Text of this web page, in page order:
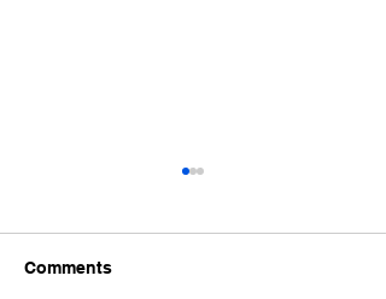
Comments